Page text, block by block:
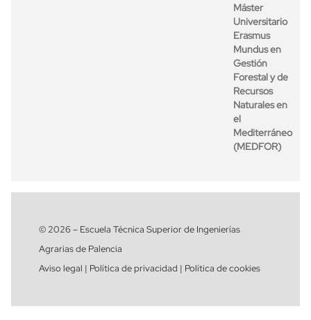
Máster
Universitario
Erasmus
Mundus en
Gestión
Forestal y de
Recursos
Naturales en
el
Mediterráneo
(MEDFOR)
© 2026 – Escuela Técnica Superior de Ingenierías
Agrarias de Palencia
Aviso legal | Política de privacidad | Política de cookies